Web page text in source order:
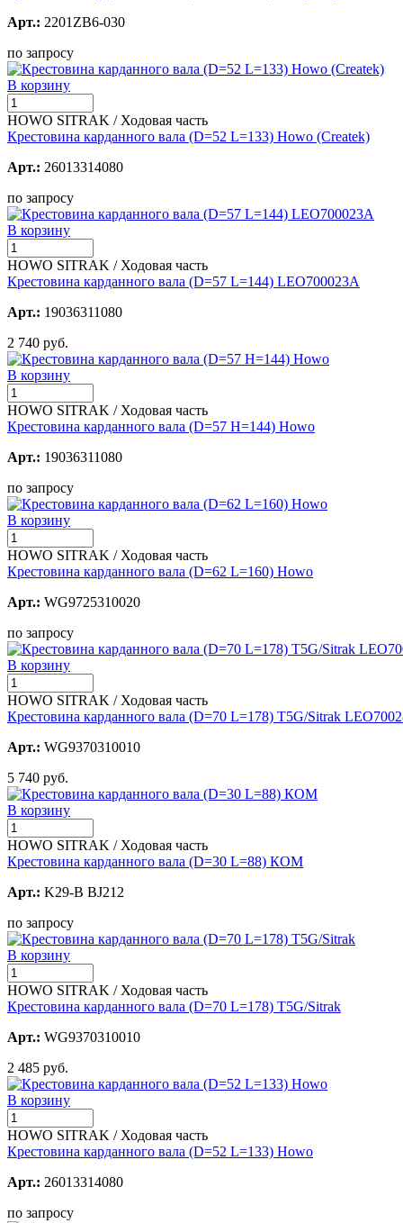
Арт.: 2201ZB6-030
по запросу
В корзину
HOWO SITRAK / Ходовая часть
Крестовина карданного вала (D=52 L=133) Howo (Createk)
Арт.: 26013314080
по запросу
В корзину
HOWO SITRAK / Ходовая часть
Крестовина карданного вала (D=57 L=144) LEO700023A
Арт.: 19036311080
2 740 руб.
В корзину
HOWO SITRAK / Ходовая часть
Крестовина карданного вала (D=57 H=144) Howo
Арт.: 19036311080
по запросу
В корзину
HOWO SITRAK / Ходовая часть
Крестовина карданного вала (D=62 L=160) Howo
Арт.: WG9725310020
по запросу
В корзину
HOWO SITRAK / Ходовая часть
Крестовина карданного вала (D=70 L=178) T5G/Sitrak
Арт.: WG9370310010
5 740 руб.
В корзину
HOWO SITRAK / Ходовая часть
Крестовина карданного вала (D=30 L=88) КОМ
Арт.: K29-B BJ212
по запросу
В корзину
HOWO SITRAK / Ходовая часть
Крестовина карданного вала (D=70 L=178) T5G/Sitrak
Арт.: WG9370310010
2 485 руб.
В корзину
HOWO SITRAK / Ходовая часть
Крестовина карданного вала (D=52 L=133) Howo
Арт.: 26013314080
по запросу